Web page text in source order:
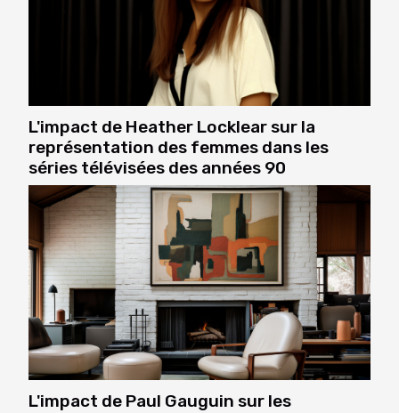
L'impact de Heather Locklear sur la
représentation des femmes dans les
séries télévisées des années 90
L'impact de Paul Gauguin sur les